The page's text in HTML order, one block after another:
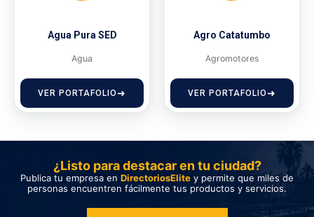
Agua Pura SED
Agua
VER PORTAFOLIO
Agro Catatumbo
Agromotores
VER PORTAFOLIO
¿Listo para destacar en tu ciudad?
Publica tu empresa en DirectoriosElite y permite que miles de
personas encuentren fácilmente tus productos y servicios.